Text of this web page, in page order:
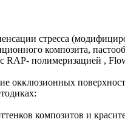
стресса
композита,
RAP- полимеризацией ,
окклюзионных
композитов и